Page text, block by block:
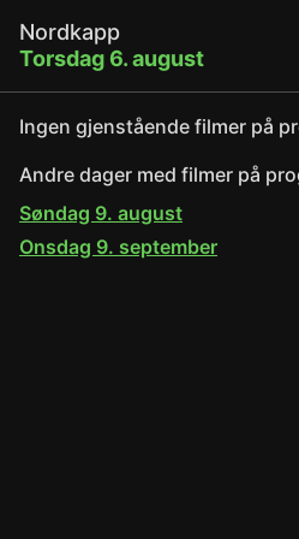
Nordkapp
Torsdag 6. august
Ingen gjenstående filmer på
Andre dager med filmer på
Søndag 9. august
Onsdag 9. september